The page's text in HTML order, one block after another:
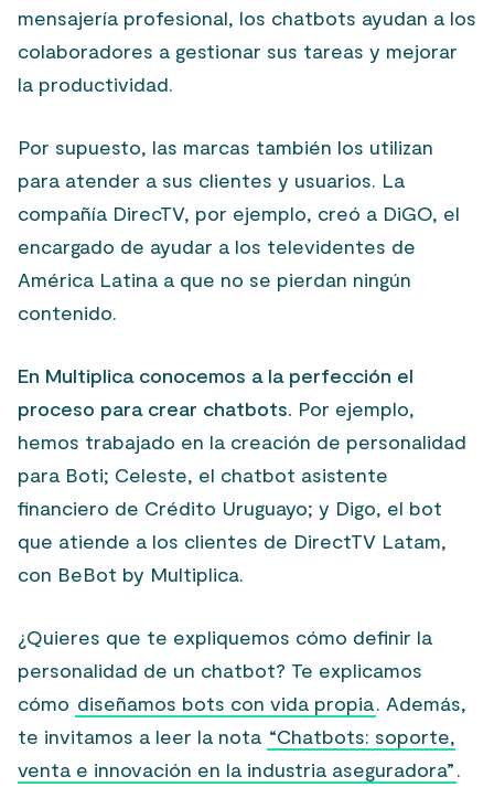
mensajería profesional, los chatbots ayudan a los
colaboradores a gestionar sus tareas y mejorar
la productividad.
Por supuesto, las marcas también los utilizan
para atender a sus clientes y usuarios. La
compañía DirecTV, por ejemplo, creó a DiGO, el
encargado de ayudar a los televidentes de
América Latina a que no se pierdan ningún
contenido.
En Multiplica conocemos a la perfección el
proceso para crear chatbots. Por ejemplo,
hemos trabajado en la creación de personalidad
para Boti; Celeste, el chatbot asistente
financiero de Crédito Uruguayo; y Digo, el bot
que atiende a los clientes de DirectTV Latam,
con BeBot by Multiplica.
¿Quieres que te expliquemos cómo definir la
personalidad de un chatbot? Te explicamos
cómo diseñamos bots con vida propia. Además,
te invitamos a leer la nota “Chatbots: soporte,
venta e innovación en la industria aseguradora”.